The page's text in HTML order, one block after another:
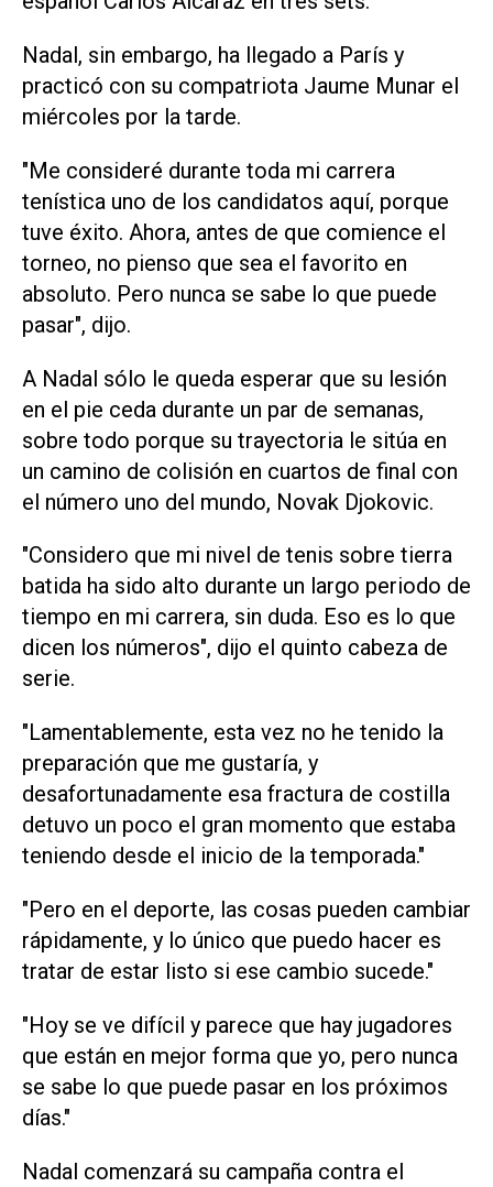
Nadal, sin embargo, ha llegado a París y
practicó con su compatriota Jaume Munar el
miércoles por la tarde.
"Me consideré durante toda mi carrera
tenística uno de los candidatos aquí, porque
tuve éxito. Ahora, antes de que comience el
torneo, no pienso que sea el favorito en
absoluto. Pero nunca se sabe lo que puede
pasar", dijo.
A Nadal sólo le queda esperar que su lesión
en el pie ceda durante un par de semanas,
sobre todo porque su trayectoria le sitúa en
un camino de colisión en cuartos de final con
el número uno del mundo, Novak Djokovic.
"Considero que mi nivel de tenis sobre tierra
batida ha sido alto durante un largo periodo de
tiempo en mi carrera, sin duda. Eso es lo que
dicen los números", dijo el quinto cabeza de
serie.
"Lamentablemente, esta vez no he tenido la
preparación que me gustaría, y
desafortunadamente esa fractura de costilla
detuvo un poco el gran momento que estaba
teniendo desde el inicio de la temporada."
"Pero en el deporte, las cosas pueden cambiar
rápidamente, y lo único que puedo hacer es
tratar de estar listo si ese cambio sucede."
"Hoy se ve difícil y parece que hay jugadores
que están en mejor forma que yo, pero nunca
se sabe lo que puede pasar en los próximos
días."
Nadal comenzará su campaña contra el